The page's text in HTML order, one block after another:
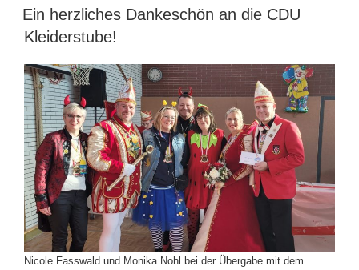
AM
Ein herzliches Dankeschön an die CDU
Kleiderstube!
Nicole Fasswald und Monika Nohl bei der Übergabe mit dem